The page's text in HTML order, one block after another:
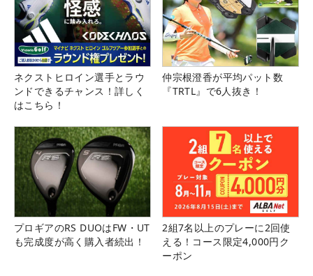
ネクストヒロイン選手とラウ
ンドできるチャンス！詳しく
はこちら！
仲宗根澄香が平均パット数
『TRTL』で6人抜き！
プロギアのRS DUOはFW・UT
も完成度が高く購入者続出！
2組7名以上のプレーに2回使
える！コース限定4,000円ク
ーポン